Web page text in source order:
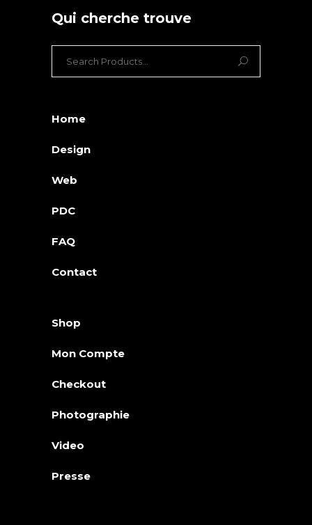
Qui cherche trouve
Home
Design
Web
PDC
FAQ
Contact
Shop
Mon Compte
Checkout
Photographie
Video
Presse